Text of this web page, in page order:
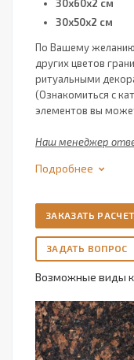
30х60х2 см
30х50х2 см
По Вашему
других цветов
ритуальными
(Ознакомиться с
элементов вы
Наш менеджер
Подробнее
ЗАКАЗАТЬ
ЗАДАТЬ ВОПРОС
Возможные виды